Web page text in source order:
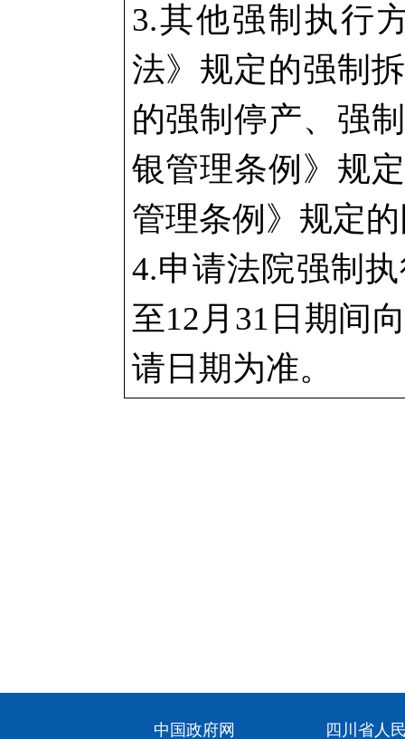
3.其他强制执行
法》规定的强制
的强制停产、强
银管理条例》规
管理条例》规定
4.申请法院强制
至12月31日期间
请日期为准。
中国政府网 四川省人